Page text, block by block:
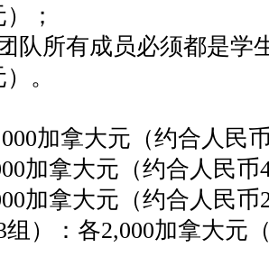
；
队所有成员必须都是学
。
加拿大元（约合人民
加拿大元（约合人民币
加拿大元（约合人民币
）：各2,000加拿大元